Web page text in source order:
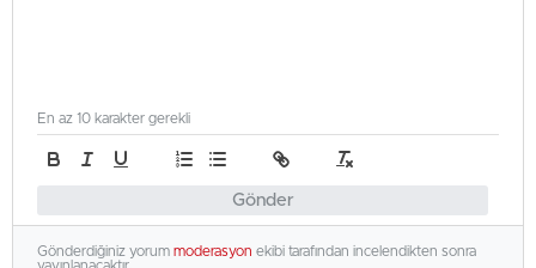
Gönder
En az 10 karakter gerekli
Gönderdiğiniz yorum moderasyon ekibi tarafından incelendikten sonra